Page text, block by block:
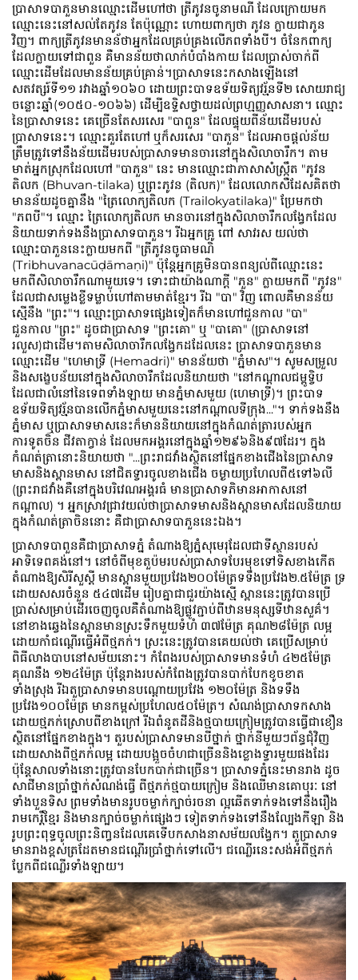
ប្រាសាទបាភួនមានឈ្មោះដើមហៅថា ត្រីភូវនចូនាមណី ដែលក្រោយមក
ឈ្មោះនេះនៅសល់តែភូវន តែប៉ុណ្ណោះ ហោយពាក្យថា ភូវន ក្លាយជាភូន
វិញ។ ពាក្យត្រីភូវនមានន័ថាអ្នកដែលគ្រប់គ្រងលើភពទាំងបី។ ចំនែកពាក្យ
ដែលក្លាយទៅជាពួន គឺមានន័យថាលាក់បំបាំងកាយ ដែលប្រាស់ចាក់ពី
ឈ្មោះដើមដែលមានន័យគ្រប់គ្រាន់។ប្រាសាទនេះកសាងឡើងនៅ
សតវត្សរ៍ទី១១ រវាងឆ្នាំ១០៦០ ដោយព្រះបាទឧទ័យទិត្យវរ្ម័នទី២ សោយរាជ្យ
ចន្លោះឆ្នាំ(១០៥០-១០៦៦) ដើម្បីឧទ្ទិសថ្វាយដល់ព្រហ្មញ្ញសាសនា។ ឈ្មោះ
នៃប្រាសាទនេះ គេច្រើនតែសរសេរ "បាពួន" ដែលផ្ទុយពីន័យដើមរបស់
ប្រាសាទនេះ។ ឈ្មោះគួរតែហៅ ឬក៏សរសេរ "បាភួន" ដែលអាចផ្ដល់ន័យ
ត្រឹមត្រូវទៅនឹងន័យដើមរបស់ប្រាសាទមានចារនៅក្នុងសិលាចារឹក។ តាម
មាត់អ្នកស្រុកដែលហៅ "បាភួន" នេះ មានឈ្មោះជាភាសាសំស្រ្កឹត "ភូវន
តិលក (Bhuvan-tilaka) ឬព្រះភូវន (តិលក)" ដែលលោកសឺដែសគិតថា
មានន័យដូចគ្នានឹង "ត្រៃលោក្យតិលក (Trailokyatilaka)" ប្រែមកថា
"ភពបី"។ ឈ្មោះ ត្រៃលោក្យតិលក មានចារនៅក្នុងសិលាចារឹកលង្វែកដែល
និយាយទាក់ទងនឹងប្រាសាទបាភួន។ រីឯអ្នកគ្រូ ពៅ សាវរស យល់ថា
ឈ្មោះបាភួននេះក្លាយមកពី "ត្រីភូវនចូធាមណិ
(Tribhuvanacūḍāmaṇi)" ប៉ុន្តែអ្នកគ្រូមិនបានពន្យល់ពីឈ្មោះនេះ
មកពីសិលាចារឹកណាមួយទេ។ ទោះជាយ៉ាងណាក្ដី "ភួន" ក្លាយមកពី "ភូវន"
ដែលជាសម្លេងខ្លីទម្លាប់ហៅតាមមាត់ខ្មែរ។ រីឯ "បា" វិញ ពោលគឺមានន័យ
ស្មើនឹង "ព្រះ"។ ឈ្មោះប្រាសាទផ្សេងទៀតក៏មានហៅជួនកាល "បា"
ជួនកាល "ព្រះ" ដូចជាប្រាសាទ "ព្រះគោ" ឬ "បាគោ" (ប្រាសាទនៅ
រលួស)ជាដើម។តាមសិលាចារឹកលង្វែកដដែលនេះ ប្រាសាទបាភួនមាន
ឈ្មោះដើម "ហេមាទ្រី (Hemadri)" មានន័យថា "ភ្នំមាស"។ សូមសម្រួល
និងសង្ខេបន័យនៅក្នុងសិលាចារឹកដែលនិយាយថា "នៅកណ្ដាលជម្ពូទ្វិប
ដែលជាលំនៅនៃទេពទាំងឡាយ មានភ្នំមាសមួយ (ហេមាទ្រី)។ ព្រះបាទ
ឧទ័យទិត្យវរ្ម័នបានលើកភ្នំមាសមួយនេះនៅកណ្ដាលទីក្រុង..."។ ទាក់ទងនឹង
ភ្នំមាស ឬប្រាសាទមាសនេះក៏មាននិយាយនៅក្នុងកំណត់ត្រារបស់អ្នក
ការទូតចិន ជីវតាក្វាន់ ដែលមកអង្គរនៅក្នុងឆ្នាំ១២៩៦និង៩៧ដែរ។ ក្នុង
កំណត់ត្រានោះនិយាយថា "...ព្រះរាជវាំងស្ថិតនៅផ្នែកខាងជើងនៃប្រាសាទ
មាសនិងស្ពានមាស នៅជិតទ្វារចូលខាងជើង ចម្ងាយប្រហែលពី៥ទៅ៦លី
(ព្រះរាជវាំងគឺនៅក្នុងបរិវេណអង្គរធំ មានប្រាសាទភិមានអាកាសនៅ
កណ្ដាល) ។ អ្នកស្រាវជ្រាវយល់ថាប្រាសាទមាសនិងស្ពានមាសដែលនិយាយ
ក្នុងកំណត់ត្រាចិននោះ គឺជាប្រាសាទបាភួននេះឯង។
ប្រាសាទបាពួនគឺជាប្រាសាទភ្នំ តំណាងឱ្យភ្នំសុមេរុដែលជាទីស្ថានរបស់
អាទិទេពគង់នៅ។ នៅចំពីមុខតួប៉មរបស់ប្រាសាទបែរមុខទៅទិសខាងកើត
តំណាងឱ្យសិរីសួស្តី មានស្ពានមួយប្រវែង២០០ម៉ែត្រទទឹងប្រវែង២.៥ម៉ែត្រ ទ្រ
ដោយសសរចំនួន ៥៤៧ដើម រៀបគ្នាជាជួរយ៉ាងស្មើ ស្ពាននេះត្រូវបានប្រើ
ប្រាស់សម្រាប់ដើរចេញចូលគឺតំណាងឱ្យផ្លូវភ្ជាប់ពីឋានមនុស្សទីឋានសួគ៌។
នៅខាងឆ្វេងនៃស្ពានមានស្រះទឹកមួយទំហំ ៣៧ម៉ែត្រ គុណ២៨ម៉ែត្រ លម្អ
ដោយកាំជណ្តើរធ្វើអំពីថ្មភក់។ ស្រះនេះត្រូវបានគេយល់ថា គេប្រើសម្រាប់
ពិធីលាងបាបនៅសម័យនោះ។ កំពែងរបស់ប្រាសាទមានទំហំ ៤២៥ម៉ែត្រ
គុណនឹង ១២៤ម៉ែត្រ ប៉ុន្តែរាងរបស់កំពែងត្រូវបានបាក់បែកខូចខាត
ទាំងស្រុង រីឯតួប្រាសាទមានបណ្តោយប្រវែង ១២០ម៉ែត្រ និងទទឹង
ប្រវែង១០០ម៉ែត្រ មានកម្ពស់ប្រហែល៥០ម៉ែត្រ។ សំណង់ប្រាសាទកសាង
ដោយថ្មភក់ស្រោបពីខាងក្រៅ រីឯពំនូតដីនិងថ្មបាយក្រៀមត្រូវបានធ្វើជាខឿន
ស្ថិតនៅផ្នែកខាងក្នុង។ តួរបស់ប្រាសាទមានបីថ្នាក់ ថ្នាក់នីមួយៗព័ន្ធជុំវិញ
ដោយសាងពីថ្មភក់លម្អ ដោយបង្អួចចំហជាច្រើននិងខ្លោងទ្វារមួយផងដែរ
ប៉ុន្តែសាលទាំងនោះត្រូវបានបែកបាក់ជាច្រើន។ ប្រាសាទភ្នំនេះមានរាង ដូច
សាជីមានប្រាំថ្នាក់សំណង់ធ្វើ ពីថ្មភក់ថ្មបាយក្រៀម និងឈើមានគោបុរៈ នៅ
ទាំងបួនទិស ព្រមទាំងមានរូបចម្លាក់ក្បាច់រចនា ល្អឆើតទាក់ទងទៅនឹងរឿង
រាមកេរ្តិ៍ខ្មែរ និងមានក្បាច់ចម្លាក់ផ្សេងៗ ទៀតទាក់ទងទៅនឹងល្បែងកីឡា និង
រូបព្រះពុទ្ធចូលព្រះនិពា្វនដែលគេទើបកសាងនាសម័យលង្វែក។ តួប្រាសាទ
មានរាងខ្ពស់ត្រដែតមានជណ្តើរប្រាំថ្នាក់ទៅលើ។ ជណ្លើរនេះសង់អំពីថ្មភក់
ប្លែកពីជណ្លើរទាំងឡាយ។